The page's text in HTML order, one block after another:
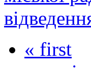
« first